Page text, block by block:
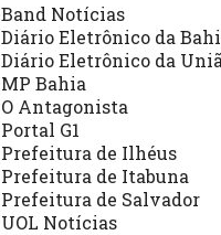
Band Notícias
Diário Eletrônico da
Diário Eletrônico da
MP Bahia
O Antagonista
Portal G1
Prefeitura de Ilhéus
Prefeitura de Itabuna
Prefeitura de Salvador
UOL Notícias